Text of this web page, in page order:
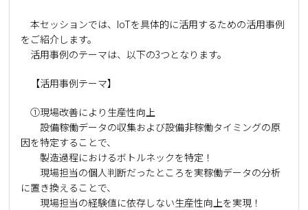
本セッションでは、IoTを具体的に活用するための活用事例
をご紹介します。
活用事例のテーマは、以下の3つとなります。
【活用事例テーマ】
①現場改善により生産性向上
設備稼働データの収集および設備非稼働タイミングの原
因を特定することで、
製造過程におけるボトルネックを特定！
現場担当の個人判断だったところを実稼働データの分析
に置き換えることで、
現場担当の経験値に依存しない生産性向上を実現！